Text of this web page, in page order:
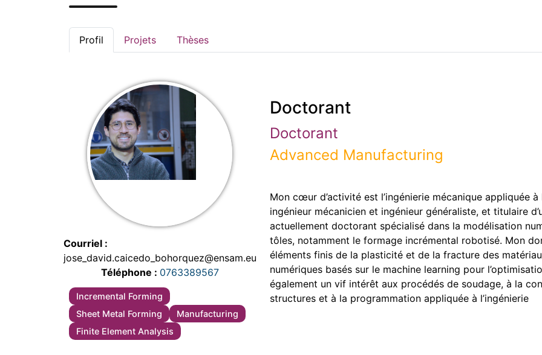
Profil Projets Thèses
Courriel
jose_david.caicedo_bohorquez@ensam.eu
Téléphone
0763389567
Incremental Forming
Sheet Metal Forming
Manufacturing
Finite Element Analysis
Doctorant
Doctorant
Advanced Manufacturing
Mon cœur d’activité est l’ingénierie mécanique appliquée
ingénieur mécanicien et ingénieur généraliste, et titulaire
actuellement doctorant spécialisé dans la modélisation
tôles, notamment le formage incrémental robotisé. Mon
éléments finis de la plasticité et de la fracture des
numériques basés sur le machine learning pour
également un vif intérêt aux procédés de soudage, à la
structures et à la programmation appliquée à l’ingénierie